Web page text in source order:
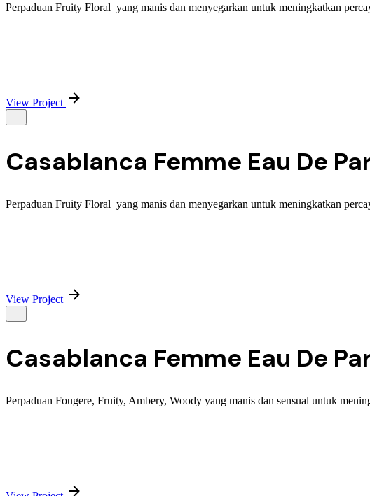
Perpaduan Fruity Floral yang manis dan menyegarkan untuk meningkatkan
View Project
Casablanca Femme Eau De
Perpaduan Fruity Floral yang manis dan menyegarkan untuk meningkatkan
View Project
Casablanca Femme Eau De
Perpaduan Fougere, Fruity, Ambery, Woody yang manis dan sensual untuk